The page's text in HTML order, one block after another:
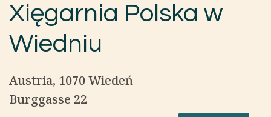
Xięgarnia Polska w
Wiedniu
Austria, 1070 Wiedeń
Burggasse 22